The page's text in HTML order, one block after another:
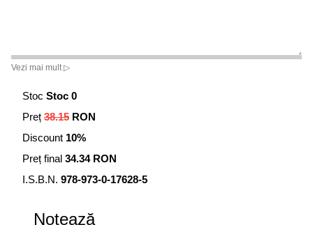
Vezi mai mult ▷
Stoc Stoc 0
Preț 38.15 RON
Discount 10%
Preț final 34.34 RON
I.S.B.N. 978-973-0-17628-5
Notează